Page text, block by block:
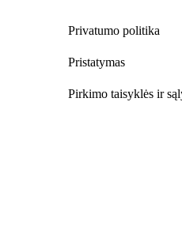
Privatumo politika
Pristatymas
Pirkimo taisyklės ir